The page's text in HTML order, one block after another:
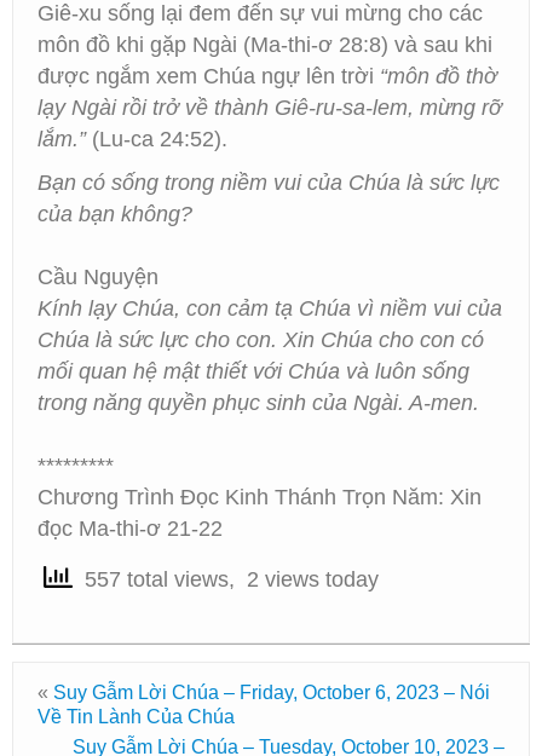
Giê-xu sống lại đem đến sự vui mừng cho các
môn đồ khi gặp Ngài (Ma-thi-ơ 28:8) và sau khi
được ngắm xem Chúa ngự lên trời “môn đồ thờ
lạy Ngài rồi trở về thành Giê-ru-sa-lem, mừng rỡ
lắm.”(Lu-ca 24:52).
Bạn có sống trong niềm vui của Chúa là sức lực
của bạn không?
Cầu Nguyện
Kính lạy Chúa, con cảm tạ Chúa vì niềm vui của
Chúa là sức lực cho con. Xin Chúa cho con có
mối quan hệ mật thiết với Chúa và luôn sống
trong năng quyền phục sinh của Ngài. A-men.
*********
Chương Trình Đọc Kinh Thánh Trọn Năm: Xin
đọc Ma-thi-ơ 21-22
557 total views, 2 views today
« Suy Gẫm Lời Chúa – Friday, October 6, 2023 – Nói
Về Tin Lành Của Chúa
Suy Gẫm Lời Chúa – Tuesday, October 10, 2023 –